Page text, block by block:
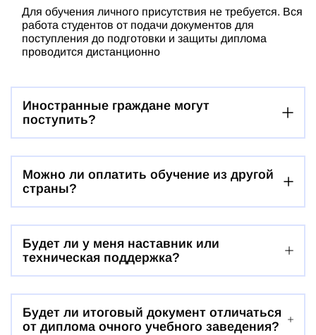
Для обучения личного присутствия не требуется. Вся
работа студентов от подачи документов для
поступления до подготовки и защиты диплома
проводится дистанционно
Иностранные граждане могут
поступить?
Можно ли оплатить обучение из другой
страны?
Будет ли у меня наставник или
техническая поддержка?
Будет ли итоговый документ отличаться
от диплома очного учебного заведения?